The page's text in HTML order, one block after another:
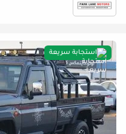
استجابة سريعة